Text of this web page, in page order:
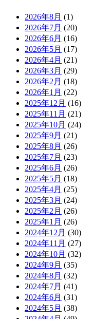
2026年8月 (1)
2026年7月 (20)
2026年6月 (16)
2026年5月 (17)
2026年4月 (21)
2026年3月 (29)
2026年2月 (18)
2026年1月 (22)
2025年12月 (16)
2025年11月 (21)
2025年10月 (24)
2025年9月 (21)
2025年8月 (26)
2025年7月 (23)
2025年6月 (26)
2025年5月 (18)
2025年4月 (25)
2025年3月 (24)
2025年2月 (26)
2025年1月 (26)
2024年12月 (30)
2024年11月 (27)
2024年10月 (32)
2024年9月 (35)
2024年8月 (32)
2024年7月 (41)
2024年6月 (31)
2024年5月 (38)